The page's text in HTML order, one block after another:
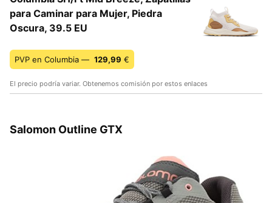
para Caminar para Mujer, Piedra
Oscura, 39.5 EU
PVP en Columbia — 129,99 €
El precio podría variar. Obtenemos comisión por estos enlaces
Salomon Outline GTX